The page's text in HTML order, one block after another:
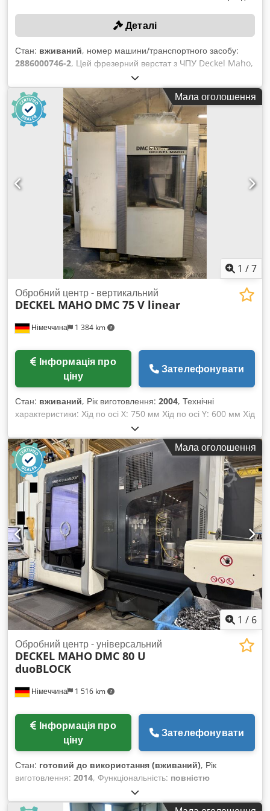
Деталі
Стан: вживаний, номер машини/транспортного засобу:
2886000746-2, Цей фрезерний верстат з ЧПУ Deckel Maho,
модель: DMC 103V, буде виставлено на онлайн-аукціоні в
рамках нашої промислової аукції/аукціону обладнання,
пов’язаного з ліквідацією активів компанії J&S GmbH
Automotive Technology - BGA - обладнання для майстерні,
інструменти, складське обладнання, матеріали, офісні
меблі, обладнання для їдальні. Dkodpfx Ajzp Dg Dob Ejr
Цей та багато інших лотів ви знайдете на нашій платформі.
Мала оголошення
1 /7
Німеччина 1 384 km
Обробний центр - вертикальний
DECKEL MAHO DMC 75 V linear
ціну
Зателефонувати
Стан: вживаний, Рік виготовлення: 2004, Технічні
характеристики: Хід по осі X: 750 мм Хід по осі Y: 600 мм Хід
по осі Z: 560 мм Загальний час роботи: 78 328 год. Час
роботи шпинделя: 38 073 год. Система управління:
Heidenhain iTNC 530 Магазин інструментів: 30 позицій
Dkedpezp Dvrefx Ab Eor Тип кріплення інструмента: HSK-A
63 Регульована швидкість подачі: 90 мм/хв Швидкий хід: 90
м/хв Розмір столу: 950 x 650 мм Навантаження на стіл:
1000 кг Загальна потреба в потужності: 73 кВА Маса
верстата, приблизно: 11,0 т Габаритні розміри верстата,
приблизно (Д x Ш x В): 4,9 x 4,3 x 3,15 м DECKEL MAHO
DMC 75 V linear – це високоточний вертикальний CNC-
обробний центр з лінійними приводами, призначений для
3-осьової обробки.
Мала оголошення
1 / 6
Німеччина 1 516 km
Обробний центр - універсальний
DECKEL MAHO DMC 80 U
duoBLOCK
ціну
Зателефонувати
Стан: готовий до використання (вживаний), Рік
виготовлення: 2014, Функціональність: повністю
, 5-осьовий обробний центр для одночасної
обробки – універсальний Виробник: DECKEL MAHO / Тип: